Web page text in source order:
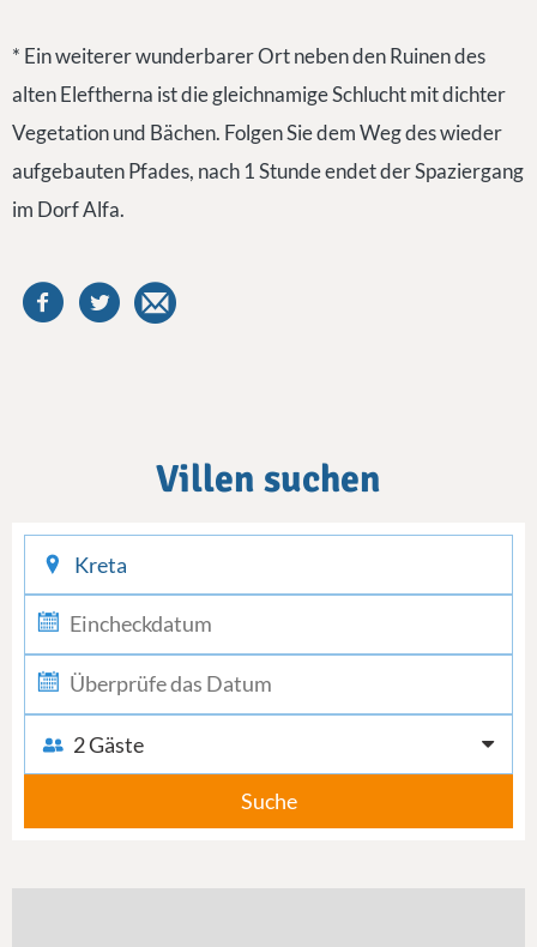
* Ein weiterer wunderbarer Ort neben den Ruinen des
alten Eleftherna ist die gleichnamige Schlucht mit dichter
Vegetation und Bächen. Folgen Sie dem Weg des wieder
aufgebauten Pfades, nach 1 Stunde endet der Spaziergang
im Dorf Alfa.
Villen suchen
2 Gäste
Suche